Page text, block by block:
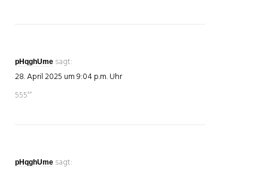
pHqghUme sagt:
28. April 2025 um 9:04 p.m. Uhr
555′“
pHqghUme sagt: